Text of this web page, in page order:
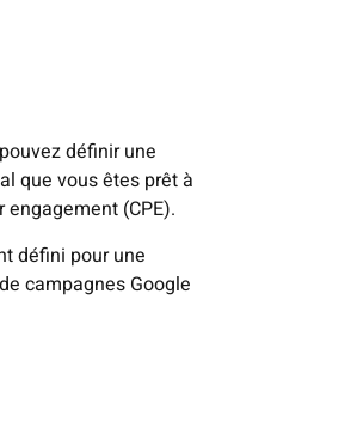
définir une
que vous êtes prêt à
engagement (CPE).
défini pour une
campagnes Google